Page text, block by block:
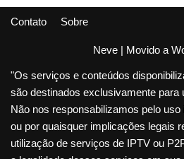
Contato Sobre
Neve| Movido a
"Os serviços e conteúdos
são destinados exclusivamente para
Não nos responsabilizamos pelo
ou por quaisquer implicações legais
utilização de serviços de IPTV ou